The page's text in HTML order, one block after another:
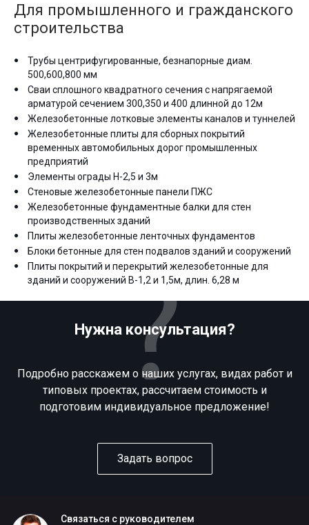
Для промышленного и гражданского
строительства
Трубы центрифугированные, безнапорные диам.
500,600,800 мм
Сваи сплошного квадратного сечения с напрягаемой
арматурой сечением 300,350 и 400 длинной до 12м
Железобетонные лотковые элементы каналов и туннелей
Железобетонные плиты для сборных покрытий
временных автомобильных дорог промышленных
предприятий
Элементы ограды Н-2,5 и 3м
Стеновые железобетонные панели ПЖС
Железобетонные фундаментные балки для стен
производственных зданий
Плиты железобетонные ленточных фундаментов
Блоки бетонные для стен подвалов зданий и сооружений
Плиты покрытий и перекрытий железобетонные для
зданий и сооружений В-1,2 и 1,5м, длин. 6,28 м
Нужна консультация?
Подробно расскажем о наших услугах, видах работ и
типовых проектах, рассчитаем стоимость и
подготовим индивидуальное предложение!
Задать вопрос
Связаться с руководителем